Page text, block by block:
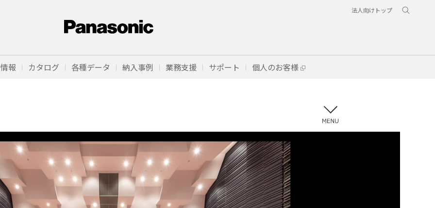
法人向けトップ
報 カタログ 各種データ 納入事例 業務支援 サポート 個人のお客様